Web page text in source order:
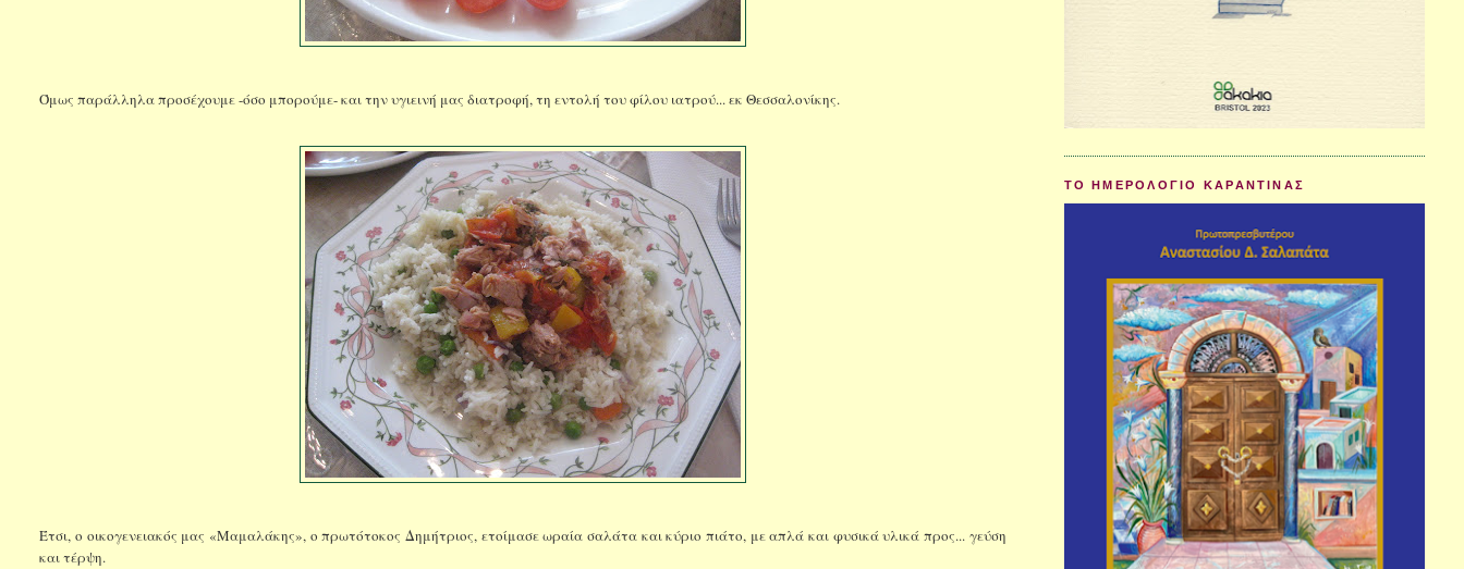
Όμως παράλληλα προσέχουμε -όσο μπορούμε- και την υγιεινή μας διατροφή, τη εντολή του φίλου ιατρού... εκ Θεσσαλονίκης.
Έτσι, ο οικογενειακός μας «Μαμαλάκης», ο πρωτότοκος Δημήτριος, ετοίμασε ωραία σαλάτα και κύριο πιάτο, με απλά και φυσικά υλικά προς... γεύση
και τέρψη.
ΤΟ ΗΜΕΡΟΛΟΓΙΟ ΚΑΡΑΝΤΙΝΑΣ